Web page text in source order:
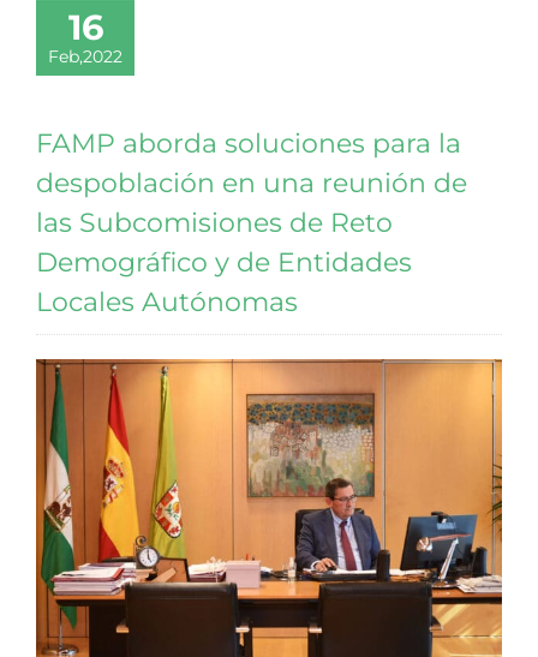
16
Feb,2022
FAMP aborda soluciones para la
despoblación en una reunión de
las Subcomisiones de Reto
Demográfico y de Entidades
Locales Autónomas